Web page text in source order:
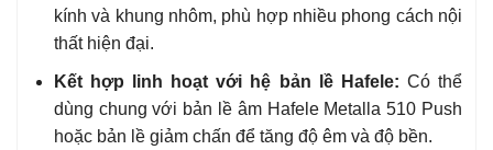
kính và khung nhôm, phù hợp nhiều phong cách nội
thất hiện đại.
Kết hợp linh hoạt với hệ bản lề Hafele: Có thể
dùng chung với bản lề âm Hafele Metalla 510 Push
hoặc bản lề giảm chấn để tăng độ êm và độ bền.